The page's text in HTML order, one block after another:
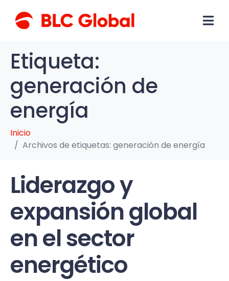
Etiqueta:
generación de
energía
Inicio
Archivos de etiquetas: generación de energía
Liderazgo y
expansión global
en el sector
energético